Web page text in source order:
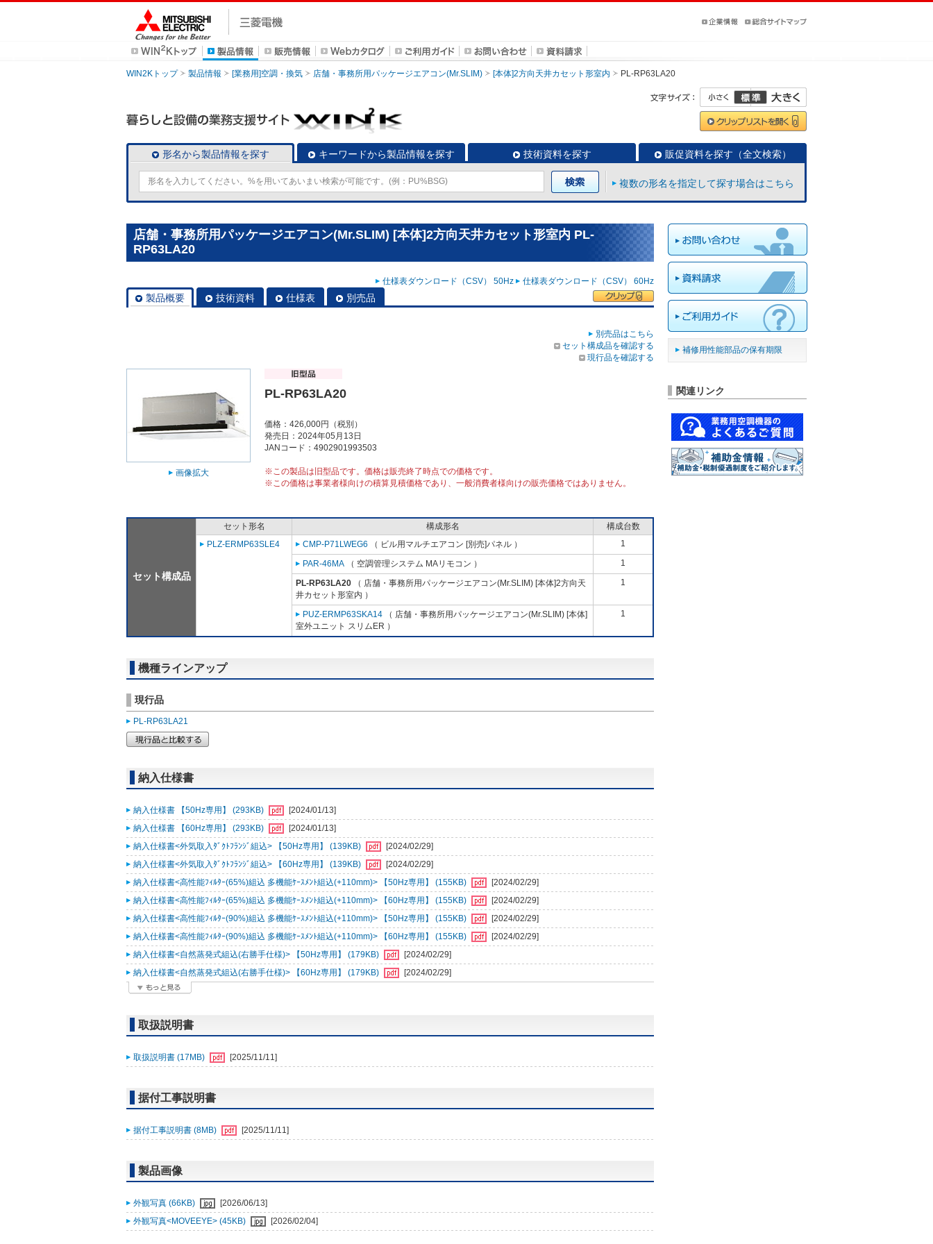
WIN2Kトップ 製品情報 [業務用]空調・換気 店舗・事務所用パッケージエアコン(Mr.SLIM) [本体]2方向天井カセット形室内 PL-RP63LA20
形名から製品情報を探す キーワードから製品情報を探す 技術資料を探す 販促資料を探す（全文検索）
複数の形名を指定して探す場合はこちら
店舗・事務所用パッケージエアコン(Mr.SLIM) [本体]2方向天井カセット形室内 PL-
RP63LA20
仕様表ダウンロード（CSV） 50Hz 仕様表ダウンロード（CSV） 60Hz
製品概要 技術資料 仕様表 別売品
別売品はこちら
セット構成品を確認する
現行品を確認する
画像拡大
PL-RP63LA20
価格：426,000円（税別）
発売日：2024年05月13日
JANコード：4902901993503
※この製品は旧型品です。価格は販売終了時点での価格です。
※この価格は事業者様向けの積算見積価格であり、一般消費者様向けの販売価格ではありません。
セット構成品
セット形名 構成形名
構成台数
PLZ-ERMP63SLE4
CMP-P71LWEG6 （ ビル用マルチエアコン [別売]パネル ） 1
PAR-46MA （ 空調管理システム MAリモコン ） 1
PL-RP63LA20 （ 店舗・事務所用パッケージエアコン(Mr.SLIM) [本体]2方向天
井カセット形室内 ）
1
PUZ-ERMP63SKA14 （ 店舗・事務所用パッケージエアコン(Mr.SLIM) [本体]
室外ユニット スリムER ）
1
機種ラインアップ
現行品
PL-RP63LA21
納入仕様書
納入仕様書 【50Hz専用】 (293KB)
[2024/01/13]
納入仕様書 【60Hz専用】 (293KB)
[2024/01/13]
納入仕様書<外気取入ﾀﾞｸﾄﾌﾗﾝｼﾞ組込> 【50Hz専用】 (139KB)
[2024/02/29]
納入仕様書<外気取入ﾀﾞｸﾄﾌﾗﾝｼﾞ組込> 【60Hz専用】 (139KB)
[2024/02/29]
納入仕様書<高性能ﾌｨﾙﾀｰ(65%)組込 多機能ｹｰｽﾒﾝﾄ組込(+110mm)> 【50Hz専用】 (155KB)
[2024/02/29]
納入仕様書<高性能ﾌｨﾙﾀｰ(65%)組込 多機能ｹｰｽﾒﾝﾄ組込(+110mm)> 【60Hz専用】 (155KB)
[2024/02/29]
納入仕様書<高性能ﾌｨﾙﾀｰ(90%)組込 多機能ｹｰｽﾒﾝﾄ組込(+110mm)> 【50Hz専用】 (155KB)
[2024/02/29]
納入仕様書<高性能ﾌｨﾙﾀｰ(90%)組込 多機能ｹｰｽﾒﾝﾄ組込(+110mm)> 【60Hz専用】 (155KB)
[2024/02/29]
納入仕様書<自然蒸発式組込(右勝手仕様)> 【50Hz専用】 (179KB)
[2024/02/29]
納入仕様書<自然蒸発式組込(右勝手仕様)> 【60Hz専用】 (179KB)
[2024/02/29]
取扱説明書
取扱説明書 (17MB) [2025/11/11]
据付工事説明書
据付工事説明書 (8MB) [2025/11/11]
製品画像
外観写真 (66KB)
[2026/06/13]
外観写真<MOVEEYE> (45KB)
[2026/02/04]
補修用性能部品の保有期限
関連リンク